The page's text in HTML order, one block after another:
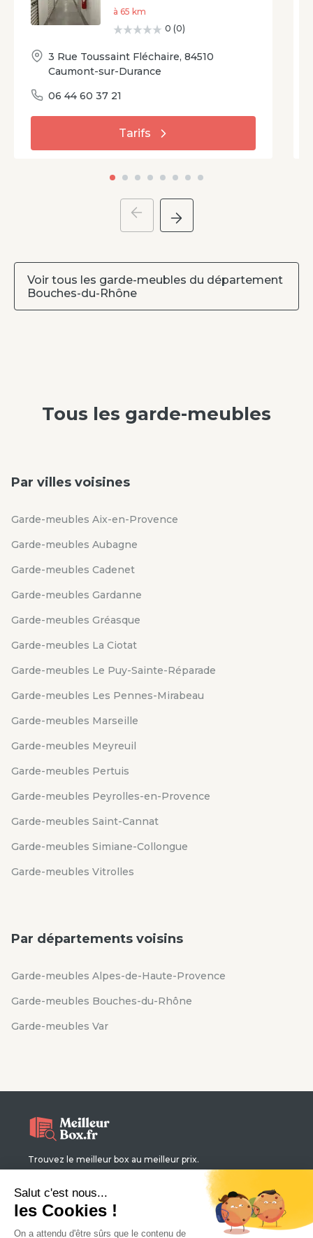
à 65 km
0 (0)
3 Rue Toussaint Fléchaire, 84510
Caumont-sur-Durance
06 44 60 37 21
Tarifs
Voir tous les garde-meubles du département
Bouches-du-Rhône
Tous les garde-meubles
Par villes voisines
Garde-meubles Aix-en-Provence
Garde-meubles Aubagne
Garde-meubles Cadenet
Garde-meubles Gardanne
Garde-meubles Gréasque
Garde-meubles La Ciotat
Garde-meubles Le Puy-Sainte-Réparade
Garde-meubles Les Pennes-Mirabeau
Garde-meubles Marseille
Garde-meubles Meyreuil
Garde-meubles Pertuis
Garde-meubles Peyrolles-en-Provence
Garde-meubles Saint-Cannat
Garde-meubles Simiane-Collongue
Garde-meubles Vitrolles
Par départements voisins
Garde-meubles Alpes-de-Haute-Provence
Garde-meubles Bouches-du-Rhône
Garde-meubles Var
Trouvez le meilleur box au meilleur prix.
Qui sommes-nous ?
Contact